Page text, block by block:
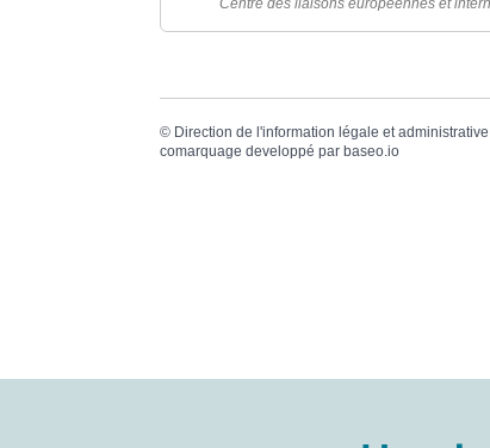
Centre des liaisons européennes et
© Direction de l'information légale et administrative
comarquage developpé parbaseo.io